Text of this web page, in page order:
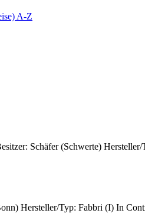
A-Z
Schäfer (Schwerte)
Hersteller/Typ: Fabbri (I) In